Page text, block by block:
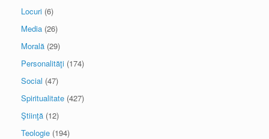
Locuri (6)
Media (26)
Morală (29)
Personalităţi (174)
Social (47)
Spiritualitate (427)
Ştiinţă (12)
Teologie (194)